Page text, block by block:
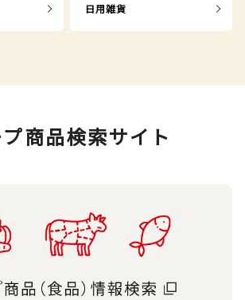
日用雑貨
商品検索サイト